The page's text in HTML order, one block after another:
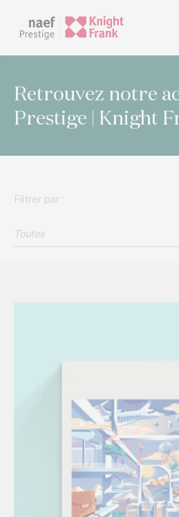
Retrouvez notre
Prestige | Knight
Filtrer par :